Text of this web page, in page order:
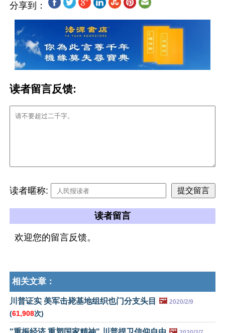
分享到：
读者留言反馈:
读者暱称:
读者留言
欢迎您的留言反馈。
相关文章：
川普证实 美军击毙基地组织也门分支头目 🖼️ 2020/2/9
(61,908次)